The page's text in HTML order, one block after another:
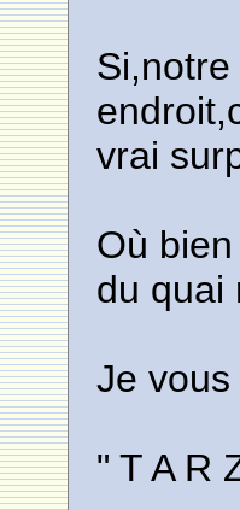
vrai
Où
du quai
Je
" T A R